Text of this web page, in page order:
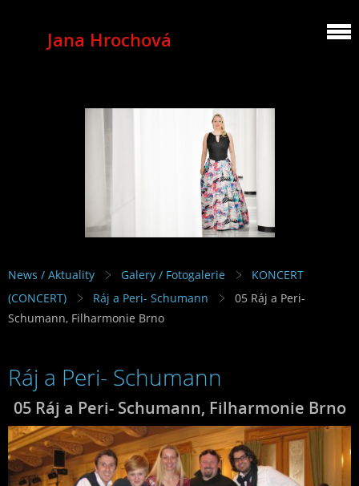
Jana Hrochová
MEZZOSOPRANO
News / Aktuality Galery / Fotogalerie
KONCERT
(CONCERT)
Ráj a Peri- Schumann
05 Ráj a Peri-
Schumann, Filharmonie Brno
Ráj a Peri- Schumann
05 Ráj a Peri- Schumann, Filharmonie Brno